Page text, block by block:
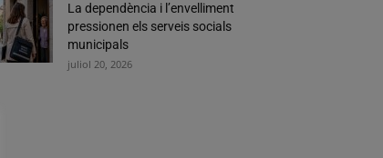
La dependència i l’envelliment
pressionen els serveis socials
municipals
juliol 20, 2026